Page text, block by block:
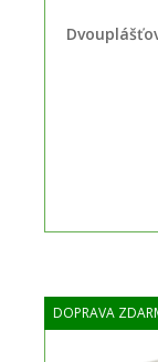
DOPRAVA